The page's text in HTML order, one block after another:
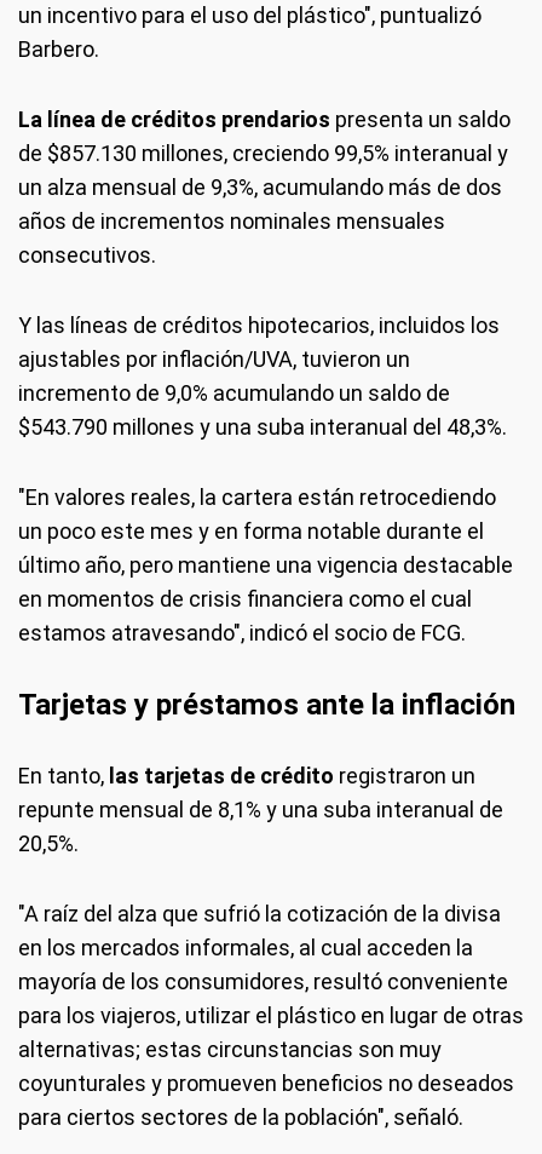
un incentivo para el uso del plástico", puntualizó
Barbero.
La línea de créditos prendarios presenta un saldo
de $857.130 millones, creciendo 99,5% interanual y
un alza mensual de 9,3%, acumulando más de dos
años de incrementos nominales mensuales
consecutivos.
Y las líneas de créditos hipotecarios, incluidos los
ajustables por inflación/UVA, tuvieron un
incremento de 9,0% acumulando un saldo de
$543.790 millones y una suba interanual del 48,3%.
"En valores reales, la cartera están retrocediendo
un poco este mes y en forma notable durante el
último año, pero mantiene una vigencia destacable
en momentos de crisis financiera como el cual
estamos atravesando", indicó el socio de FCG.
Tarjetas y préstamos ante la inflación
En tanto, las tarjetas de crédito registraron un
repunte mensual de 8,1% y una suba interanual de
20,5%.
"A raíz del alza que sufrió la cotización de la divisa
en los mercados informales, al cual acceden la
mayoría de los consumidores, resultó conveniente
para los viajeros, utilizar el plástico en lugar de otras
alternativas; estas circunstancias son muy
coyunturales y promueven beneficios no deseados
para ciertos sectores de la población", señaló.